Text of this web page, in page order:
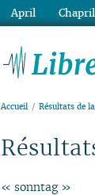
Accueil Résultats de
« sonntag »
April Chapril